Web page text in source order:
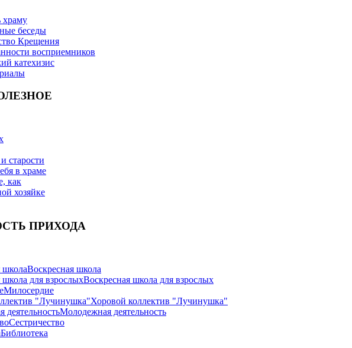
храму
беседы
Крещения
восприемников
катехизис
старости
в храме
как
хозяйке
ПРИХОДА
школаВоскресная школа
школа для взрослыхВоскресная школа для взрослых
Милосердие
"Лучинушка"Хоровой коллектив "Лучинушка"
деятельностьМолодежная деятельность
Сестричество
Библиотека